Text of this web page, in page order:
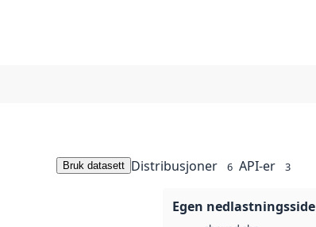
Bruk datasett Distribusjoner 6 API-er 3
Egen nedlastningsside